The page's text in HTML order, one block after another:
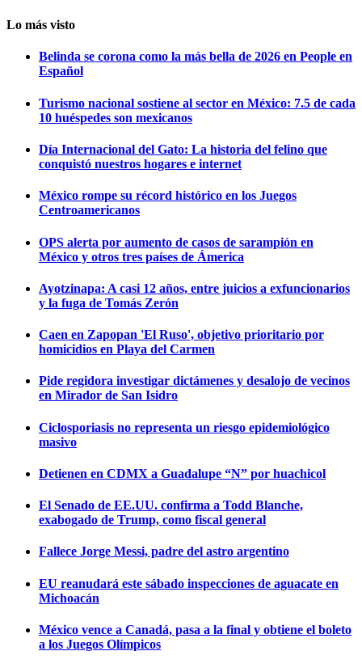
Lo más visto
Belinda se corona como la más bella de 2026 en People en
Español
Turismo nacional sostiene al sector en México: 7.5 de cada
10 huéspedes son mexicanos
Día Internacional del Gato: La historia del felino que
conquistó nuestros hogares e internet
México rompe su récord histórico en los Juegos
Centroamericanos
OPS alerta por aumento de casos de sarampión en
México y otros tres países de Ámerica
Ayotzinapa: A casi 12 años, entre juicios a exfuncionarios
y la fuga de Tomás Zerón
Caen en Zapopan 'El Ruso', objetivo prioritario por
homicidios en Playa del Carmen
Pide regidora investigar dictámenes y desalojo de vecinos
en Mirador de San Isidro
Ciclosporiasis no representa un riesgo epidemiológico
masivo
Detienen en CDMX a Guadalupe “N” por huachicol
El Senado de EE.UU. confirma a Todd Blanche,
exabogado de Trump, como fiscal general
Fallece Jorge Messi, padre del astro argentino
EU reanudará este sábado inspecciones de aguacate en
Michoacán
México vence a Canadá, pasa a la final y obtiene el boleto
a los Juegos Olímpicos